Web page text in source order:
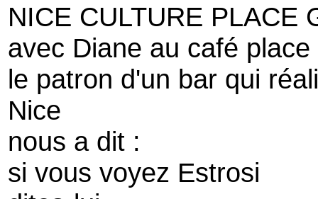
NICE CULTURE PLACE
avec Diane au café
le patron d'un bar qui
Nice
nous a dit :
si vous voyez Estrosi